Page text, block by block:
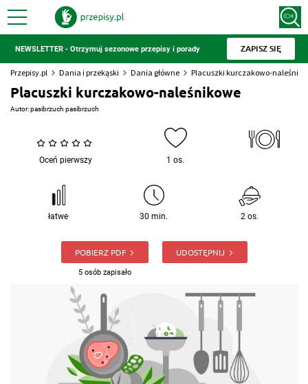
NEWSLETTER - Otrzymuj sezonowe przepisy i porady ZAPISZ SIĘ
Przepisy.pl Dania i przekąski Dania główne Placuszki kurczakowo-
Placuszki kurczakowo-naleśnikowe
Autor:pasibrzuch pasibrzuch
Oceń pierwszy 1 os.
łatwe 30 min. 2 os.
POBIERZ PDF
5 osób zapisało
UDOSTĘPNIJ